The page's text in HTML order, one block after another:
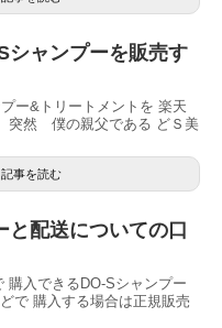
シャンプーを販売す
ー&トリートメントを 楽天
突然 僕の親父である どＳ美
記事を読む
と配送についての口
購入できるDO-Sシャンプー
で 購入する場合は正規販売